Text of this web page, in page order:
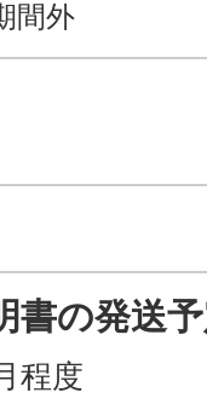
間外
書の発送
程度